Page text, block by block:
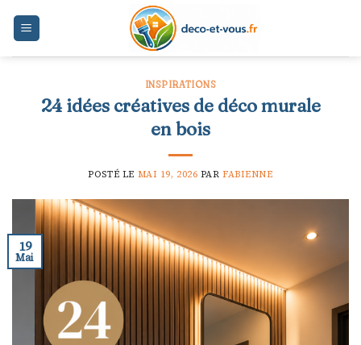
INSPIRATIONS
24 idées créatives de déco murale
en bois
POSTÉ LE MAI 19, 2026 PARFABIENNE
19
Mai